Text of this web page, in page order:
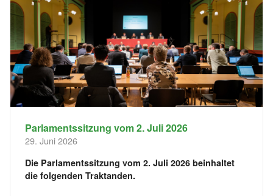
Parlamentssitzung vom 2. Juli 2026
29. Juni 2026
Die Parlamentssitzung vom 2. Juli 2026 beinhaltet
die folgenden Traktanden.